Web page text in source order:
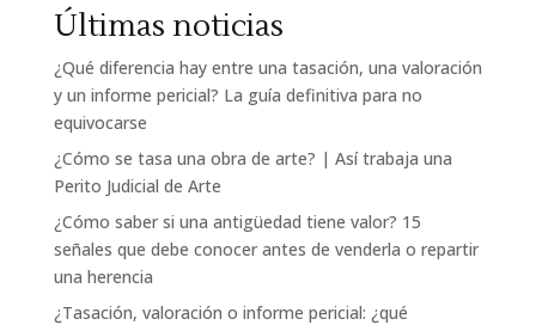
Últimas noticias
¿Qué diferencia hay entre una tasación, una valoración
y un informe pericial? La guía definitiva para no
equivocarse
¿Cómo se tasa una obra de arte? | Así trabaja una
Perito Judicial de Arte
¿Cómo saber si una antigüedad tiene valor? 15
señales que debe conocer antes de venderla o repartir
una herencia
¿Tasación, valoración o informe pericial: ¿qué